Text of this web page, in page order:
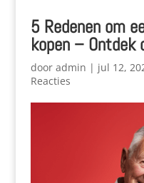
5 Redenen om
kopen – Ontdek
door admin | jul 12,
Reacties